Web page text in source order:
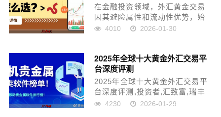
在金融投资领域，外汇黄金交易
因其避险属性和流动性优势，始
终占据着重要地位一、平台筛选
&rdqu......
4010 2026-01-30
2025年全球十大黄金外汇交易平
台深度评测
2025年全球十大黄金外汇交易平
台深度评测,投资者,汇致富,瑞丰
金融,财达通,贵金属,瑞丰,文传金
4230 2026-01-29